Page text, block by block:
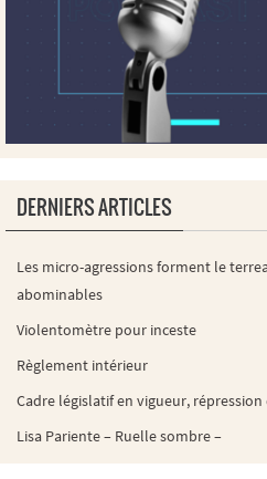
DERNIERS ARTICLES
Les micro-agressions forment le
abominables
Violentomètre pour inceste
Règlement intérieur
Cadre législatif en vigueur,
Lisa Pariente – Ruelle sombre –